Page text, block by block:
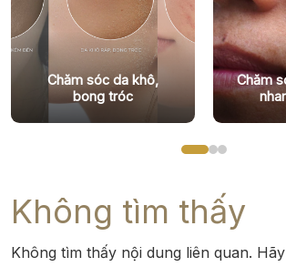
Chăm sóc da khô,
bong tróc
Chăm
Không tìm thấy
Không tìm thấy nội dung liên quan.